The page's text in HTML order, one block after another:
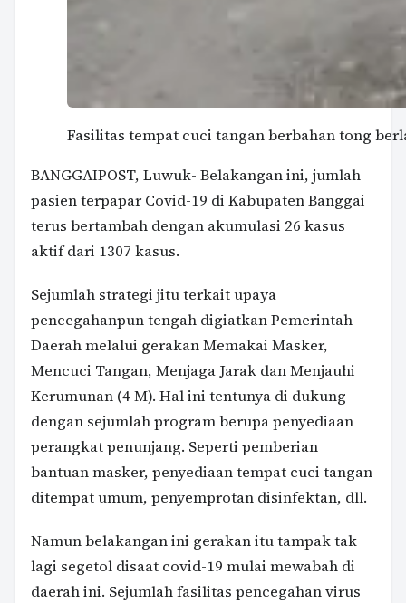
Fasilitas tempat cuci tangan berbahan tong
BANGGAIPOST, Luwuk- Belakangan ini, jumlah
pasien terpapar Covid-19 di Kabupaten Banggai
terus bertambah dengan akumulasi 26 kasus
aktif dari 1307 kasus.
Sejumlah strategi jitu terkait upaya
pencegahanpun tengah digiatkan Pemerintah
Daerah melalui gerakan Memakai Masker,
Mencuci Tangan, Menjaga Jarak dan Menjauhi
Kerumunan (4 M). Hal ini tentunya di dukung
dengan sejumlah program berupa penyediaan
perangkat penunjang. Seperti pemberian
bantuan masker, penyediaan tempat cuci tangan
ditempat umum, penyemprotan disinfektan, dll.
Namun belakangan ini gerakan itu tampak tak
lagi segetol disaat covid-19 mulai mewabah di
daerah ini. Sejumlah fasilitas pencegahan virus